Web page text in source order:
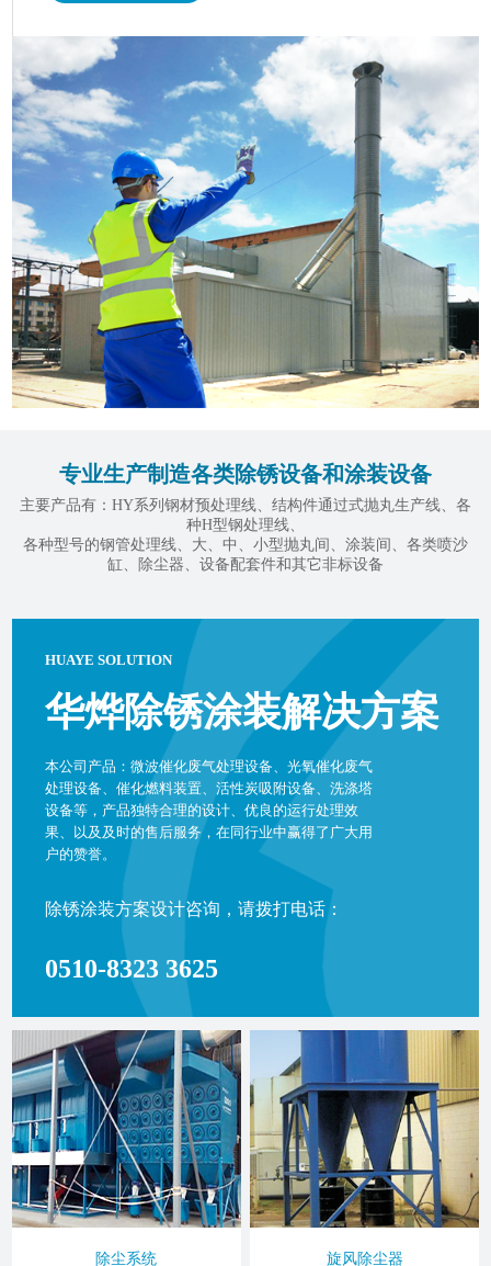
专业生产制造各类除锈设备和涂装设备
主要产品有：HY系列钢材预处理线、结构件通过式抛丸生产线、各
种H型钢处理线、
各种型号的钢管处理线、大、中、小型抛丸间、涂装间、各类喷沙
缸、除尘器、设备配套件和其它非标设备
HUAYE SOLUTION
华烨除锈涂装解决方案
本公司产品：微波催化废气处理设备、光氧催化废气
处理设备、催化燃料装置、活性炭吸附设备、洗涤塔
设备等，产品独特合理的设计、优良的运行处理效
果、以及及时的售后服务，在同行业中赢得了广大用
户的赞誉。
除锈涂装方案设计咨询，请拨打电话：
0510-8323 3625
除尘系统 旋风除尘器